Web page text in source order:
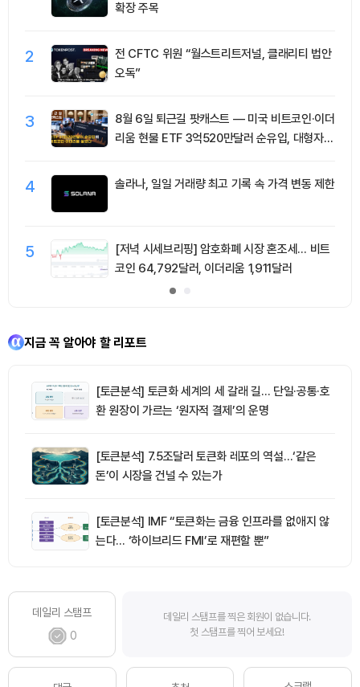
확장 주목
2
전 CFTC 위원 “월스트리트저널, 클래리티 법안
오독”
3
8월 6일 퇴근길 팟캐스트 — 미국 비트코인·이더
리움 현물 ETF 3억520만달러 순유입, 대형자산
4 솔라나, 일일 거래량 최고 기록 속 가격 변동 제한
5
[저녁 시세브리핑] 암호화폐 시장 혼조세… 비트
코인 64,792달러, 이더리움 1,911달러
지금 꼭 알아야 할 리포트
[토큰분석] 토큰화 세계의 세 갈래 길… 단일·공통·호
환 원장이 가르는 ‘원자적 결제’의 운명
[토큰분석] 7.5조달러 토큰화 레포의 역설…‘같은
돈’이 시장을 건널 수 있는가
[토큰분석] IMF “토큰화는 금융 인프라를 없애지 않
는다… ‘하이브리드 FMI’로 재편할 뿐”
데일리 스탬프
0
데일리 스탬프를 찍은 회원이 없습니다.
첫 스탬프를 찍어 보세요!